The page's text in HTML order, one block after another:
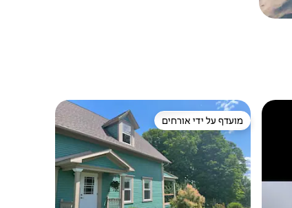
מועדף על ידי אורחים
מועדף על ידי אורחים